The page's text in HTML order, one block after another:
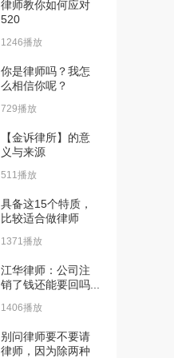
律师教你如何应对
520
1246播放
你是律师吗？我怎
么相信你呢？
729播放
【金诉律所】的意
义与来源
511播放
具备这15个特质，
比较适合做律师
1371播放
​江华律师：公司注
销了钱还能要回吗...
1406播放
别问律师要不要请
律师，因为除两种